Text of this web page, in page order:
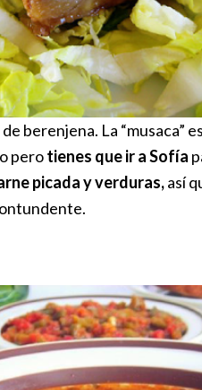
berenjena. La “musaca”
perotienes que ir a Sofía
picada y verduras,así